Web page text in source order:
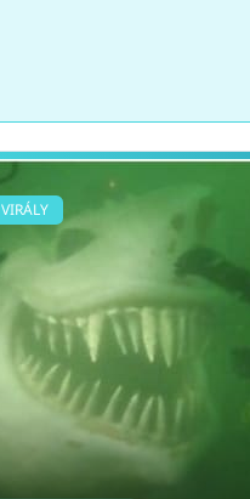
VIRÁLY